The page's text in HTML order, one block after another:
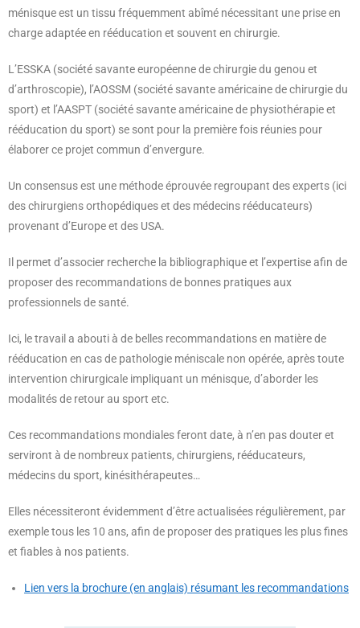
ménisque est un tissu fréquemment abîmé nécessitant une prise en
charge adaptée en rééducation et souvent en chirurgie.
L’ESSKA (société savante européenne de chirurgie du genou et
d’arthroscopie), l’AOSSM (société savante américaine de chirurgie du
sport) et l’AASPT (société savante américaine de physiothérapie et
rééducation du sport) se sont pour la première fois réunies pour
élaborer ce projet commun d’envergure.
Un consensus est une méthode éprouvée regroupant des experts (ici
des chirurgiens orthopédiques et des médecins rééducateurs)
provenant d’Europe et des USA.
Il permet d’associer recherche la bibliographique et l’expertise afin de
proposer des recommandations de bonnes pratiques aux
professionnels de santé.
Ici, le travail a abouti à de belles recommandations en matière de
rééducation en cas de pathologie méniscale non opérée, après toute
intervention chirurgicale impliquant un ménisque, d’aborder les
modalités de retour au sport etc.
Ces recommandations mondiales feront date, à n’en pas douter et
serviront à de nombreux patients, chirurgiens, rééducateurs,
médecins du sport, kinésithérapeutes…
Elles nécessiteront évidemment d’être actualisées régulièrement, par
exemple tous les 10 ans, afin de proposer des pratiques les plus fines
et fiables à nos patients.
Lien vers la brochure (en anglais) résumant les recommandations